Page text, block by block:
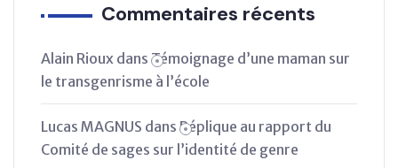
Commentaires récents
Alain Rioux dans Témoignage d’une maman sur
le transgenrisme à l’école
Lucas MAGNUS dans Réplique au rapport du
Comité de sages sur l’identité de genre